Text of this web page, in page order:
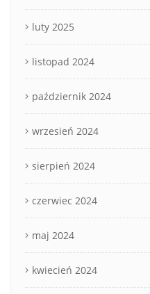
luty 2025
listopad 2024
październik 2024
wrzesień 2024
sierpień 2024
czerwiec 2024
maj 2024
kwiecień 2024